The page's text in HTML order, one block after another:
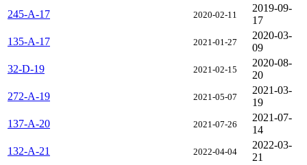
245-A-17
2020-02-11
2019-09-
17
135-A-17
2021-01-27
2020-03-
09
32-D-19
2021-02-15
2020-08-
20
272-A-19
2021-05-07
2021-03-
19
137-A-20
2021-07-26
2021-07-
14
132-A-21
2022-04-04
2022-03-
21